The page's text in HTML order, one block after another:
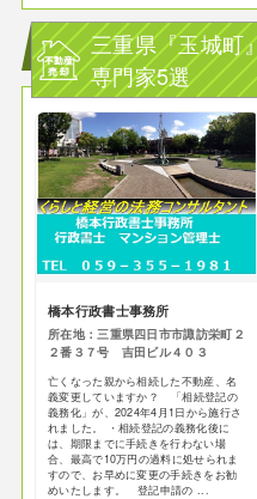
三重県『玉城町
専門家5選
橋本行政書士事務所
所在地：三重県四日市市諏訪栄町２
２番３７号 吉田ビル４０３
亡くなった親から相続した不動産、名
義変更していますか？ 「相続登記の
義務化」が、2024年4月1日から施行さ
れました。 ・相続登記の義務化後に
は、期限までに手続きを行わない場
合、最高で10万円の過料に処せられま
すので、お早めに変更の手続きをお勧
めいたします。 登記申請の ...